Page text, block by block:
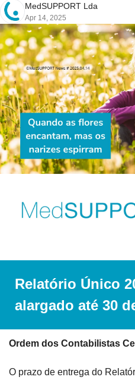
MedSUPPORT Lda
Apr 14, 2025
Relatório Único
alargado até 30
Ordem dos Contabilistas
O prazo de entrega do